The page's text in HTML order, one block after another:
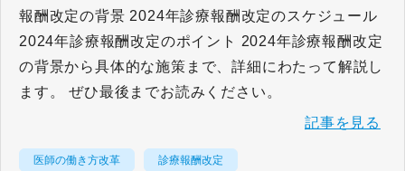
報酬改定の背景 2024年診療報酬改定のスケジュール
2024年診療報酬改定のポイント 2024年診療報酬改定
の背景から具体的な施策まで、詳細にわたって解説し
ます。 ぜひ最後までお読みください。
記事を見る
医師の働き方改革 診療報酬改定